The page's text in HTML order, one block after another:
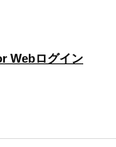
Webログイン